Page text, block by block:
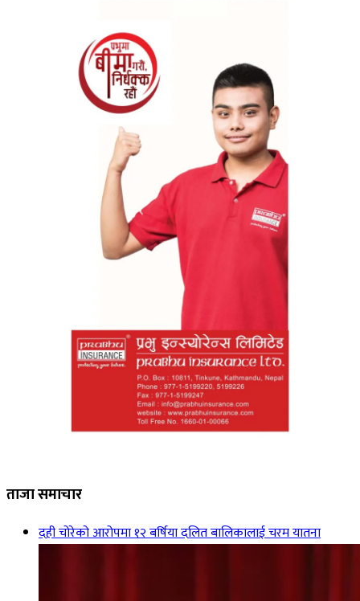
ताजा समाचार
दही चोरेको आरोपमा १२ बर्षिया दलित बालिकालाई चरम यातना